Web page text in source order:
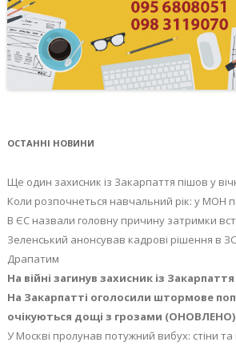
ОСТАННІ НОВИНИ
Ще один захисник із Закарпаття пішов у
Коли розпочнеться навчальний рік: у МОН
В ЄС назвали головну причину затримки
Зеленський анонсував кадрові рішення в
Драпатим
На війні загинув захисник із
На Закарпатті оголосили штормове
очікуються дощі з грозами (ОНОВЛЕНО)
У Москві пролунав потужний вибух: стіни та